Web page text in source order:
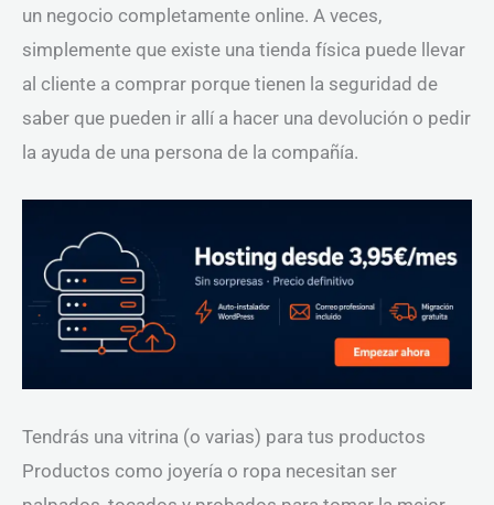
un negocio completamente online. A veces,
simplemente que existe una tienda física puede llevar
al cliente a comprar porque tienen la seguridad de
saber que pueden ir allí a hacer una devolución o pedir
la ayuda de una persona de la compañía.
Tendrás una vitrina (o varias) para tus productos
Productos como joyería o ropa necesitan ser